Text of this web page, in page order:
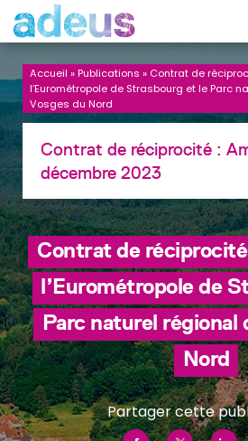
Accueil »Publications » Contrat de
l’Eurométropole de Strasbourg et le Parc
Vosges du Nord
Contrat de réciprocité :
décembre 2023
Contrat de
l’Eurométropole de
Parc naturel régional
Nord
Partager cette
Panneau de gestion des cookies